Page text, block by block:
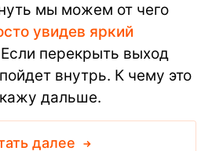
мы можем от чего
увидев яркий
Если перекрыть выход
внутрь. К чему это
дальше.
далее